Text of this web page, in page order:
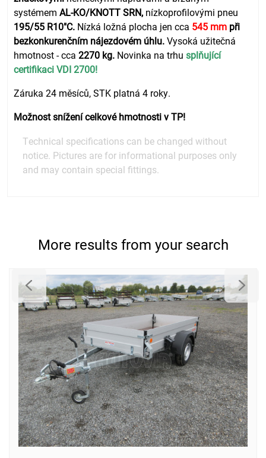
systémemAL-KO/KNOTT SRN, nízkoprofilovými pneu
195/55 R10"C. Nízká ložná plocha jen cca 545 mm při
bezkonkurenčním nájezdovém úhlu. Vysoká užitečná
hmotnost - cca 2270 kg. Novinka na trhusplňující
certifikaci VDI 2700!
Záruka 24 měsíců, STK platná 4 roky.
Možnost snížení celkové hmotnosti v TP!
Technical specifications can be changed without
notice. Pictures are for informational purposes only
and may contain special fittings.
More results from your search